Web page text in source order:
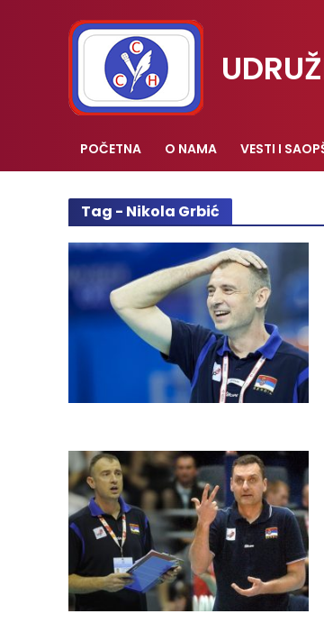
POČETNA O NAMA VESTI I
Tag - Nikola Grbić